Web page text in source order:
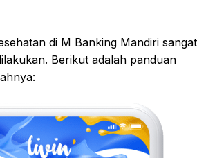
di M Banking Mandiri sangat
Berikut adalah panduan